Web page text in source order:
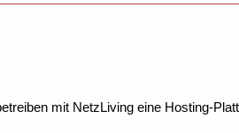
mit NetzLiving eine Hosting-